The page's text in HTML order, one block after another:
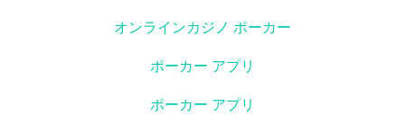
オンラインカジノ ポーカー
ポーカー アプリ
ポーカー アプリ